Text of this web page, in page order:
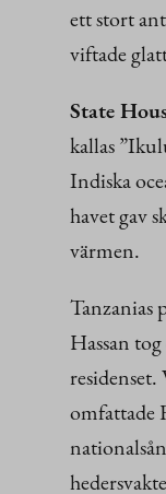
ett stort
viftade
State
kallas
Indiska
havet gav
värmen.
Tanzanias
Hassan
omfattade